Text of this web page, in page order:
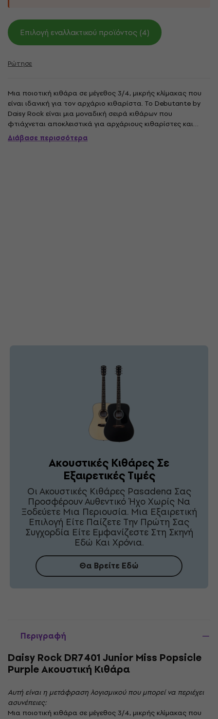
Επιλογή εναλλακτικού προϊόντος (4)
Ρώτησε
Μια ποιοτική κιθάρα σε μέγεθος 3/4, μικρής κλίμακας που
είναι ιδανική για τον αρχάριο κιθαρίστα. Το Debutante by
Daisy Rock είναι μια μοναδική σειρά κιθάρων που
φτιάχνεται αποκλειστικά για αρχάριους κιθαρίστες και
προσφέρουν πολλά από τα ίδια εξαιρετικά χαρακτηριστικά
που εμφανίζονται στη σειρά Daisy Rock, όπως το εμπορικό
Διάβασε περισσότερα
Ακουστικές Κιθάρες Σε
Εξαιρετικές Τιμές
Οι Ακουστικές Κιθάρες Pasadena Σας
Προσφέρουν Αυθεντικό Ήχο Χωρίς Να
Ξοδεύετε Μια Περιουσία. Μια Εξαιρετική
Επιλογή Είτε Παίζετε Την Πρώτη Σας
Συγχορδία Είτε Εμφανίζεστε Στη Σκηνή
Εδώ Και Χρόνια.
Θα Βρείτε Εδώ
Περιγραφή
Daisy Rock DR7401 Junior Miss Popsicle
Purple Ακουστική Κιθάρα
Αυτή είναι η μετάφραση λογισμικού που μπορεί να περιέχει
ασυνέπειες:
Μια ποιοτική κιθάρα σε μέγεθος 3/4, μικρής κλίμακας που